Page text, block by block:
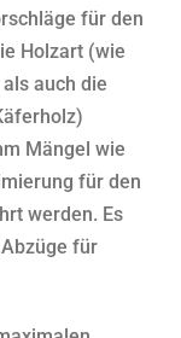
für den
Holzart (wie
auch die
Mängel wie
für den
werden. Es
für